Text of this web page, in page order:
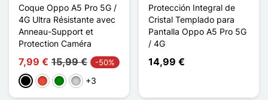
Coque Oppo A5 Pro 5G /
4G Ultra Résistante avec
Anneau-Support et
Protection Caméra
7,99 € 15,99 € -50%
NegroRojoVerdePlata+3
Protección Integral de
Cristal Templado para
Pantalla Oppo A5 Pro 5G
/ 4G
14,99 €